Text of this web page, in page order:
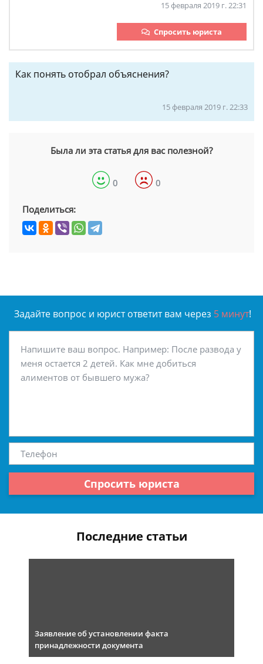
15 февраля 2019 г. 22:31
Спросить юриста
Как понять отобрал объяснения?
15 февраля 2019 г. 22:33
Была ли эта статья для вас полезной?
0 0
Поделиться:
Задайте вопрос и юрист ответит вам через 5 минут!
Спросить юриста
Последние статьи
Заявление об установлении факта
принадлежности документа